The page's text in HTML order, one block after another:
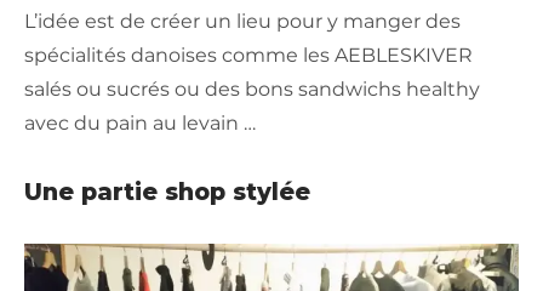
L’idée est de créer un lieu pour y manger des
spécialités danoises comme les AEBLESKIVER
salés ou sucrés ou des bons sandwichs healthy
avec du pain au levain …
Une partie shop stylée